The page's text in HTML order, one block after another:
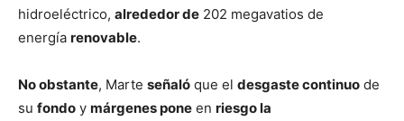
hidroeléctrico, alrededor de 202 megavatios de
energía renovable.
No obstante, Marte señaló que el desgaste continuo de
su fondo y márgenes pone en riesgo la